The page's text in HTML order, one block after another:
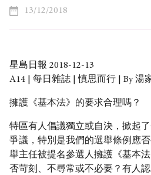
13/12/2018
星島日報 2018-12-13
A14 | 每日雜誌 | 慎思而行 | By 湯
擁護《基本法》的要求合理嗎？
特區有人倡議獨立或自決，掀起
爭議，特別是我們的選舉條例應
舉主任被提名參選人擁護《基本
否苛刻、不尋常或不必要？有人